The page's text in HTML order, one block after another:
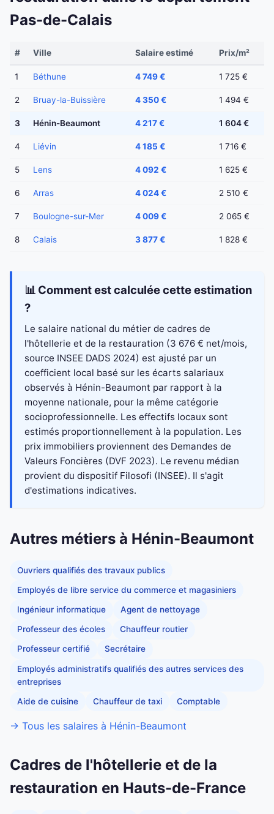
Pas-de-Calais
# Ville Salaire estimé Prix/m²
1 Béthune 4 749 € 1 725 €
2 Bruay-la-Buissière 4 350 € 1 494 €
3 Hénin-Beaumont 4 217 € 1 604 €
4 Liévin 4 185 € 1 716 €
5 Lens 4 092 € 1 625 €
6 Arras 4 024 € 2 510 €
7 Boulogne-sur-Mer 4 009 € 2 065 €
8 Calais 3 877 € 1 828 €
📊 Comment est calculée cette estimation
?
Le salaire national du métier de cadres de
l'hôtellerie et de la restauration (3 676 € net/mois,
source INSEE DADS 2024) est ajusté par un
coefficient local basé sur les écarts salariaux
observés à Hénin-Beaumont par rapport à la
moyenne nationale, pour la même catégorie
socioprofessionnelle. Les effectifs locaux sont
estimés proportionnellement à la population. Les
prix immobiliers proviennent des Demandes de
Valeurs Foncières (DVF 2023). Le revenu médian
provient du dispositif Filosofi (INSEE). Il s'agit
d'estimations indicatives.
Autres métiers à Hénin-Beaumont
Ouvriers qualifiés des travaux publics
Employés de libre service du commerce et magasiniers
Ingénieur informatique Agent de nettoyage
Professeur des écoles Chauffeur routier
Professeur certifié Secrétaire
Employés administratifs qualifiés des autres services des
entreprises
Aide de cuisine Chauffeur de taxi Comptable
→ Tous les salaires à Hénin-Beaumont
Cadres de l'hôtellerie et de la
restauration en Hauts-de-France